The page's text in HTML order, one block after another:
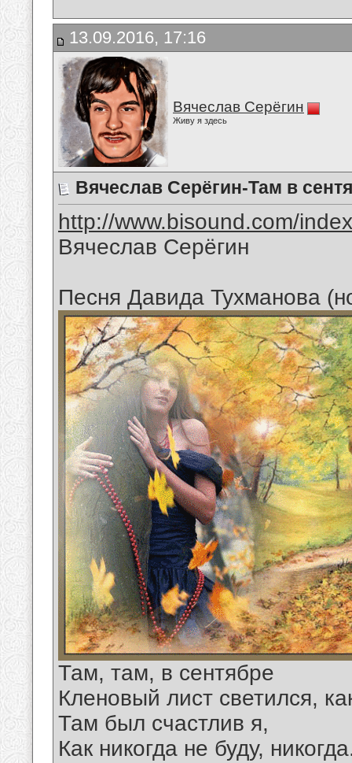
13.09.2016, 17:16
Вячеслав Серёгин
Живу я здесь
Вячеслав Серёгин-Там в
http://www.bisound.com/
Вячеслав Серёгин
Песня Давида Тухманова
Там, там, в сентябре
Кленовый лист светился,
Там был счастлив я,
Как никогда не буду,